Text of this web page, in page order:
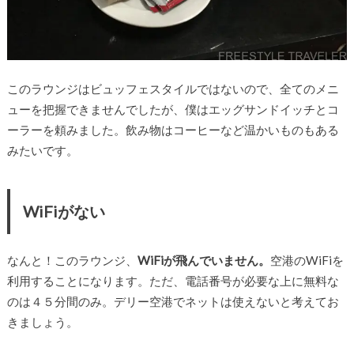
このラウンジはビュッフェスタイルではないので、全てのメニ
ューを把握できませんでしたが、僕はエッグサンドイッチとコ
ーラーを頼みました。飲み物はコーヒーなど温かいものもある
みたいです。
WiFiがない
なんと！このラウンジ、 WiFiが飛んでいません。 空港のWiFiを
利用することになります。ただ、電話番号が必要な上に無料な
のは４５分間のみ。デリー空港でネットは使えないと考えてお
きましょう。